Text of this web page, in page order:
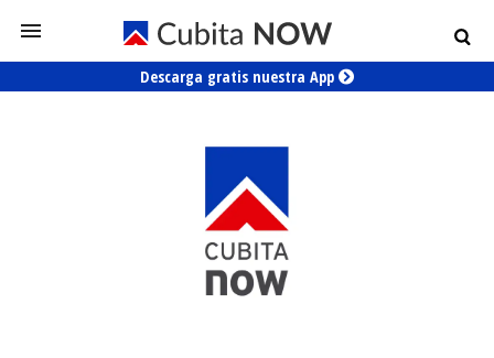
Descarga gratis nuestra App